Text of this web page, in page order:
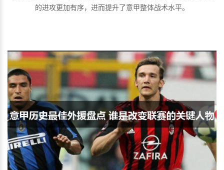
的进攻更加有序，进而提升了意甲整体战术水平。